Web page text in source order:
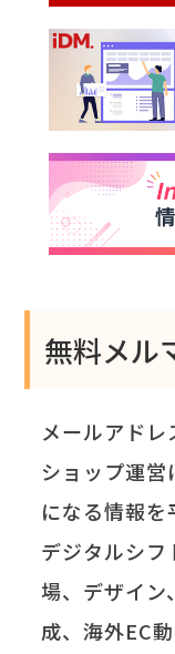
無料メル
メールアド
ショップ運
になる情報を
デジタルシ
場、デザイン
成、海外EC